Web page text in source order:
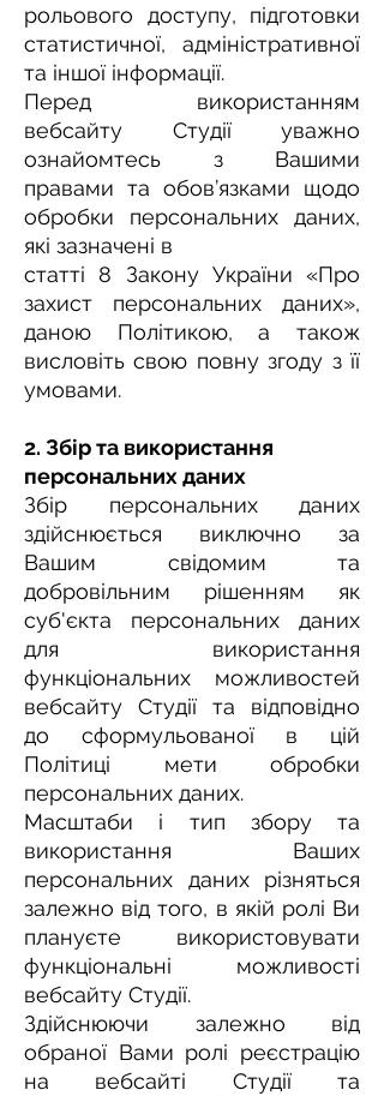
рольового доступу, підготовки
статистичної, адміністративної
та іншої інформації.
Перед використанням
вебсайту Студії уважно
ознайомтесь з Вашими
правами та обов’язками щодо
обробки персональних даних,
які зазначені в
статті 8 Закону України «Про
захист персональних даних»,
даною Політикою, а також
висловіть свою повну згоду з її
умовами.
2. Збір та використання
персональних даних
Збір персональних даних
здійснюється виключно за
Вашим свідомим та
добровільним рішенням як
суб'єкта персональних даних
для використання
функціональних можливостей
вебсайту Студії та відповідно
до сформульованої в цій
Політиці мети обробки
персональних даних.
Масштаби і тип збору та
використання Ваших
персональних даних різняться
залежно від того, в якій ролі Ви
плануєте використовувати
функціональні можливості
вебсайту Студії.
Здійснюючи залежно від
обраної Вами ролі реєстрацію
на вебсайті Студії та